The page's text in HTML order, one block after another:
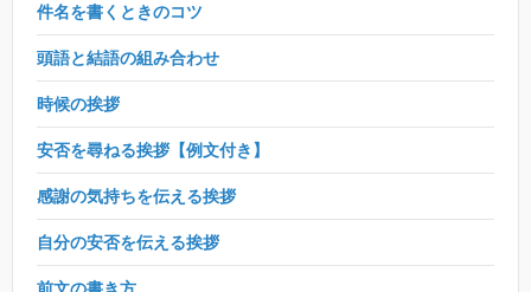
件名を書くときのコツ
頭語と結語の組み合わせ
時候の挨拶
安否を尋ねる挨拶【例文付き】
感謝の気持ちを伝える挨拶
自分の安否を伝える挨拶
前文の書き方